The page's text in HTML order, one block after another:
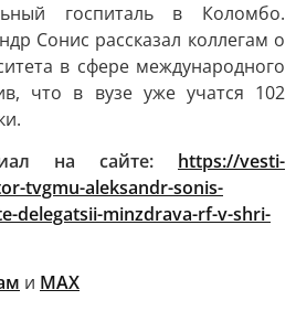
госпиталь в Коломбо.
Сонис рассказал коллегам о
в сфере международного
что в вузе уже учатся 102
на сайте: https://vesti-
tvgmu-aleksandr-sonis-
delegatsii-minzdrava-rf-v-shri-
и МАХ